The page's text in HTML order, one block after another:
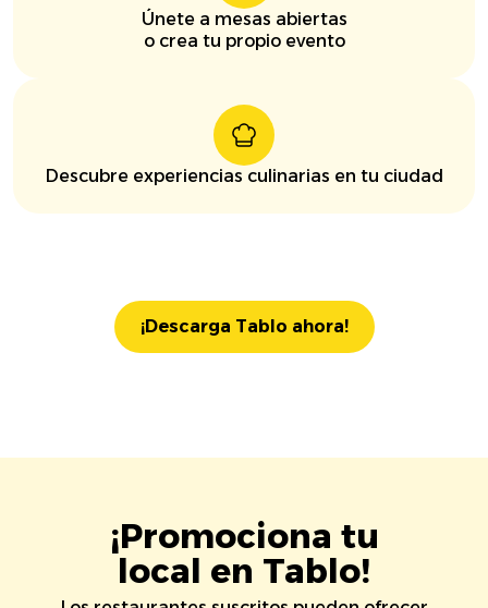
Únete a mesas abiertas
o crea tu propio evento
Descubre experiencias culinarias en tu ciudad
¡Descarga Tablo ahora!
¡Promociona tu
local en Tablo!